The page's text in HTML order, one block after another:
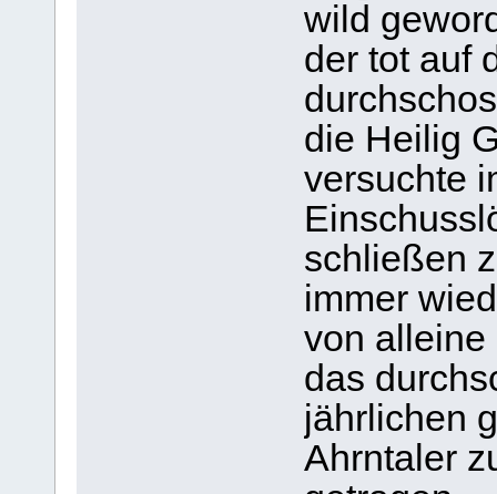
wild
der tot auf
die Heilig
versuchte
schließen
immer
von alleine
das
jährlichen
Ahrntaler